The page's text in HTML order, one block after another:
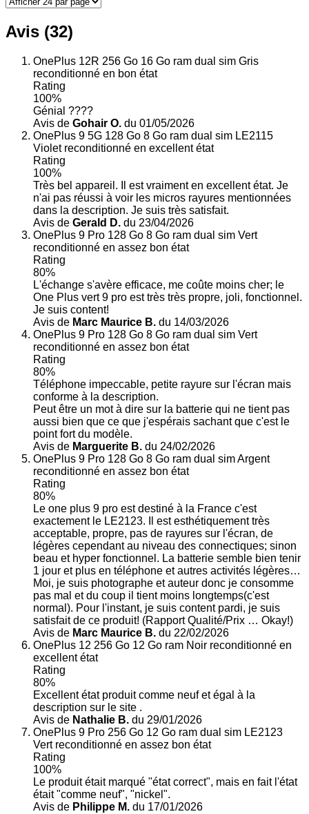
Avis (32)
OnePlus 12R 256 Go 16 Go ram dual sim Gris
reconditionné en bon état
Rating
100%
Génial ????
Avis de Gohair O. du 01/05/2026
OnePlus 9 5G 128 Go 8 Go ram dual sim LE2115
Violet reconditionné en excellent état
Rating
100%
Très bel appareil. Il est vraiment en excellent état. Je
n'ai pas réussi à voir les micros rayures mentionnées
dans la description. Je suis très satisfait.
Avis de Gerald D. du 23/04/2026
OnePlus 9 Pro 128 Go 8 Go ram dual sim Vert
reconditionné en assez bon état
Rating
80%
L'échange s'avère efficace, me coûte moins cher; le
One Plus vert 9 pro est très très propre, joli, fonctionnel.
Je suis content!
Avis de Marc Maurice B. du 14/03/2026
OnePlus 9 Pro 128 Go 8 Go ram dual sim Vert
reconditionné en assez bon état
Rating
80%
Téléphone impeccable, petite rayure sur l'écran mais
conforme à la description.
Peut être un mot à dire sur la batterie qui ne tient pas
aussi bien que ce que j'espérais sachant que c'est le
point fort du modèle.
Avis de Marguerite B. du 24/02/2026
OnePlus 9 Pro 128 Go 8 Go ram dual sim Argent
reconditionné en assez bon état
Rating
80%
Le one plus 9 pro est destiné à la France c'est
exactement le LE2123. Il est esthétiquement très
acceptable, propre, pas de rayures sur l'écran, de
légères cependant au niveau des connectiques; sinon
beau et hyper fonctionnel. La batterie semble bien tenir
1 jour et plus en téléphone et autres activités légères…
Moi, je suis photographe et auteur donc je consomme
pas mal et du coup il tient moins longtemps(c'est
normal). Pour l'instant, je suis content pardi, je suis
satisfait de ce produit! (Rapport Qualité/Prix … Okay!)
Avis de Marc Maurice B. du 22/02/2026
OnePlus 12 256 Go 12 Go ram Noir reconditionné en
excellent état
Rating
80%
Excellent état produit comme neuf et égal à la
description sur le site .
Avis de Nathalie B. du 29/01/2026
OnePlus 9 Pro 256 Go 12 Go ram dual sim LE2123
Vert reconditionné en assez bon état
Rating
100%
Le produit était marqué "état correct", mais en fait l'état
était "comme neuf", "nickel".
Avis de Philippe M. du 17/01/2026